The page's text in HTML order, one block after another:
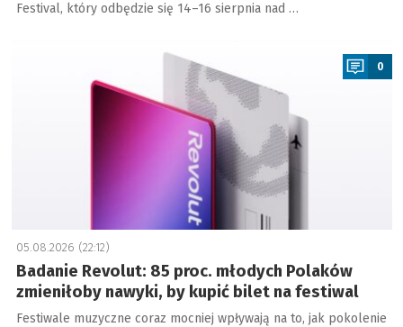
Festival, który odbędzie się 14–16 sierpnia nad …
0
05.08.2026 (22:12)
Badanie Revolut: 85 proc. młodych Polaków
zmieniłoby nawyki, by kupić bilet na festiwal
Festiwale muzyczne coraz mocniej wpływają na to, jak pokolenie